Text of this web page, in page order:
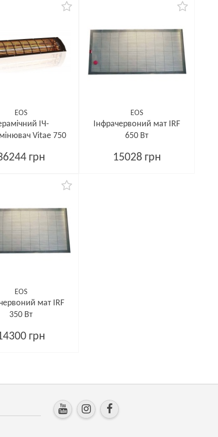
EOS
ІЧ-
Vitae 750
грн
EOS
Інфрачервоний мат IRF
650 Вт
15028 грн
EOS
мат IRF
350 Вт
грн